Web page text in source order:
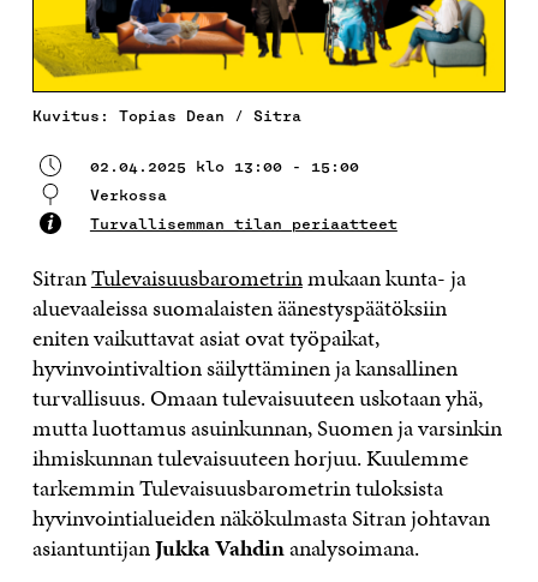
Kuvitus: Topias Dean / Sitra
02.04.2025 klo 13:00 - 15:00
Verkossa
Turvallisemman tilan periaatteet
SitranTulevaisuusbarometrinmukaan kunta- ja
aluevaaleissa suomalaisten äänestyspäätöksiin
eniten vaikuttavat asiat ovat työpaikat,
hyvinvointivaltion säilyttäminen ja kansallinen
turvallisuus. Omaan tulevaisuuteen uskotaan yhä,
mutta luottamus asuinkunnan, Suomen ja varsinkin
ihmiskunnan tulevaisuuteen horjuu. Kuulemme
tarkemmin Tulevaisuusbarometrin tuloksista
hyvinvointialueiden näkökulmasta Sitran johtavan
asiantuntijanJukka Vahdinanalysoimana.